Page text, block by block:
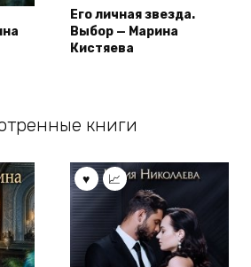
Его личная звезда.
Выбор — Марина
Кистяева
книги